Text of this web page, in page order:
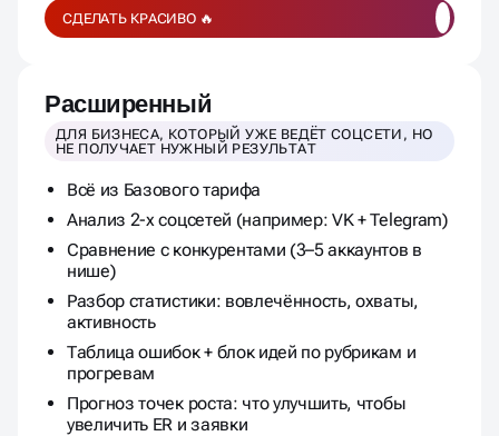
СДЕЛАТЬ КРАСИВО 🔥
Расширенный
ДЛЯ БИЗНЕСА, КОТОРЫЙ УЖЕ ВЕДЁТ СОЦСЕТИ, НО
НЕ ПОЛУЧАЕТ НУЖНЫЙ РЕЗУЛЬТАТ
Всё из Базового тарифа
Анализ 2-х соцсетей (например: VK + Telegram)
Сравнение с конкурентами (3–5 аккаунтов в
нише)
Разбор статистики: вовлечённость, охваты,
активность
Таблица ошибок + блок идей по рубрикам и
прогревам
Прогноз точек роста: что улучшить, чтобы
увеличить ER и заявки